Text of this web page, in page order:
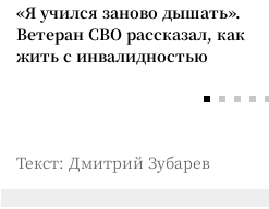
«Я учился заново дышать».
Ветеран СВО рассказал, как
жить с инвалидностью
Текст: Дмитрий Зубарев